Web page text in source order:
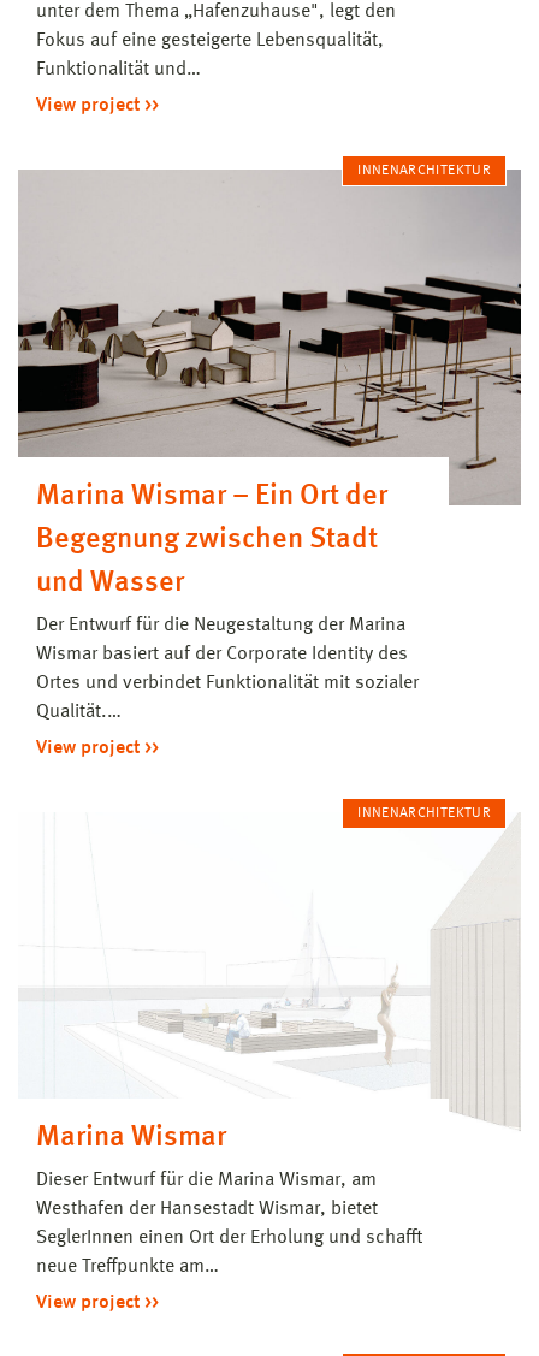
unter dem Thema „Hafenzuhause", legt den
Fokus auf eine gesteigerte Lebensqualität,
Funktionalität und…
View project
INNENARCHITEKTUR
Marina Wismar – Ein Ort der
Begegnung zwischen Stadt
und Wasser
Der Entwurf für die Neugestaltung der Marina
Wismar basiert auf der Corporate Identity des
Ortes und verbindet Funktionalität mit sozialer
Qualität.…
View project
INNENARCHITEKTUR
Marina Wismar
Dieser Entwurf für die Marina Wismar, am
Westhafen der Hansestadt Wismar, bietet
SeglerInnen einen Ort der Erholung und schafft
neue Treffpunkte am…
View project